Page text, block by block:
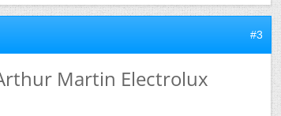
#3
Martin Electrolux